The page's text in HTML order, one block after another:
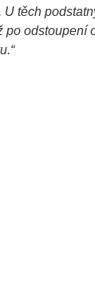
těch
odstoupení